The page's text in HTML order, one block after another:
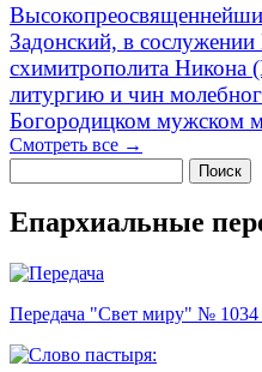
Задонский, в
схимитрополита Никона
литургию и чин
Богородицком мужском
Смотреть все →
Поиск
Епархиальные
Передача "Свет миру" № 1034